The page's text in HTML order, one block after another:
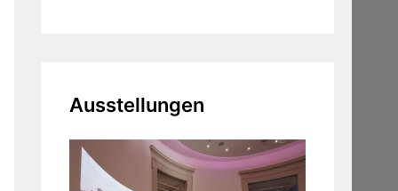
Ausstellungen